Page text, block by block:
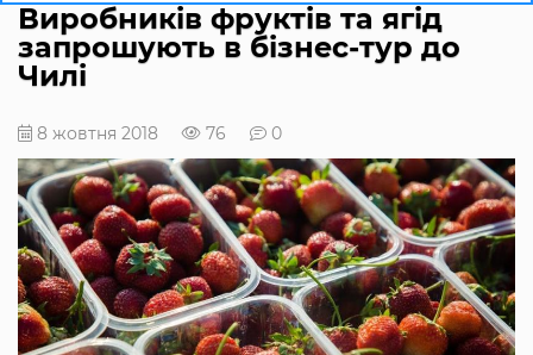
Виробників фруктів та ягід
запрошують в бізнес-тур до
Чилі
8 жовтня 2018 76 0